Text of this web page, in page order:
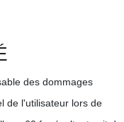
des dommages
de l'utilisateur lors de